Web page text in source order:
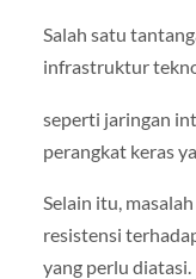
Salah satu
infrastruktur
seperti jaringan
perangkat keras
Selain itu,
resistensi
yang perlu diatasi.